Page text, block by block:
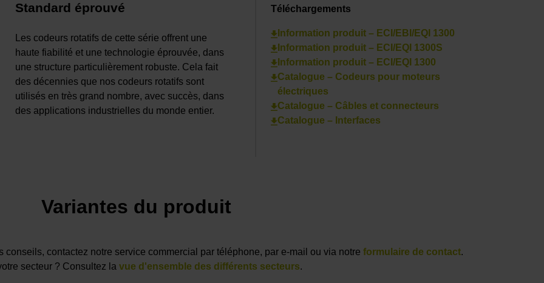
Standard éprouvé
Les codeurs rotatifs de cette série offrent une
haute fiabilité et une technologie éprouvée, dans
une structure particulièrement robuste. Cela fait
des décennies que nos codeurs rotatifs sont
utilisés en très grand nombre, avec succès, dans
des applications industrielles du monde entier.
Téléchargements
Information produit – ECI/EBI/EQI 1300
Information produit – ECI/EQI 1300S
Information produit – ECI/EQI 1300
Catalogue – Codeurs pour moteurs
électriques
Catalogue – Câbles et connecteurs
Catalogue – Interfaces
Variantes du produit
contactez notre service commercial par téléphone, par e-mail ou via notre formulaire de contact.
secteur ? Consultez la vue d'ensemble des différents secteurs.